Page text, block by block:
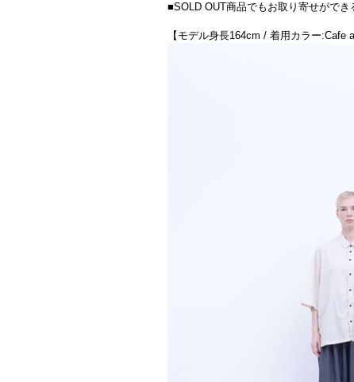
■SOLD OUT商品でもお取り寄せができ
【モデル身長164cm / 着用カラー:Cafe